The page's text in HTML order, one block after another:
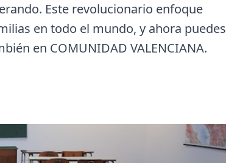
Este revolucionario enfoque
en todo el mundo, y ahora puedes
en COMUNIDAD VALENCIANA.